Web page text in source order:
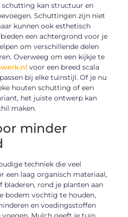
schutting kan structuur en
Schuttingen zijn niet
kunnen ook esthetisch
een achtergrond voor je
om verschillende delen
Overweeg om een kijkje te
voor een breed scala
bij elke tuinstijl. Of je nu
houten schutting of een
het juiste ontwerp kan
maken.
minder
techniek die veel
een laag organisch materiaal,
bladeren, rond je planten aan
bodem vochtig te houden,
en voedingsstoffen